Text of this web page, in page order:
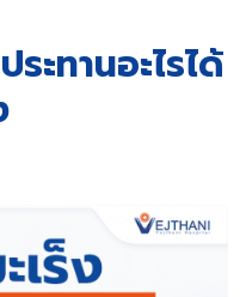
ะทานอะไรได้